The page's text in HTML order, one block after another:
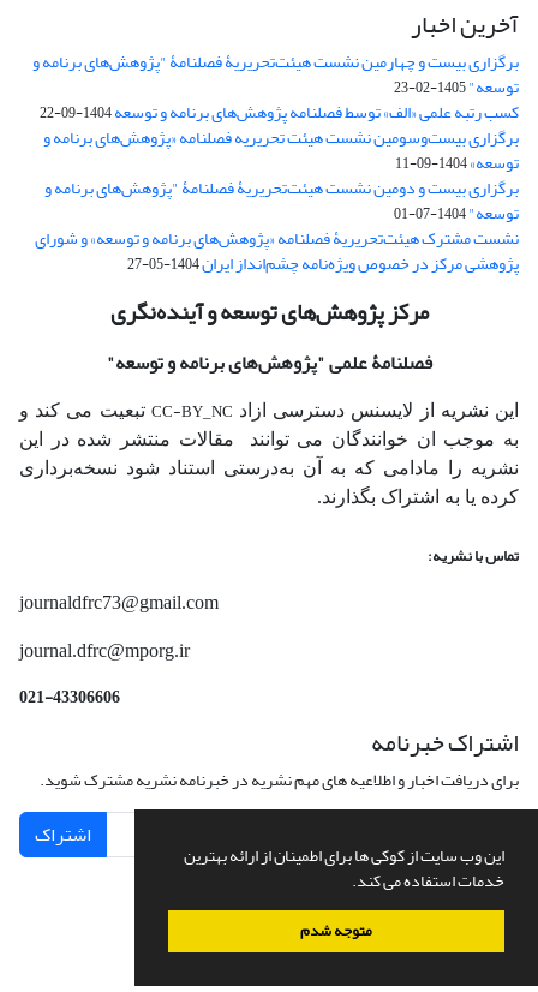
این وب سایت از کوکی ها برای اطمینان از ارائه بهترین
خدمات استفاده می کند.
متوجه شدم
آخرین اخبار
برگزاری بیست و چهارمین نشست هیئت‌تحریریۀ فصلنامۀ "پژوهش‌های برنامه و
توسعه"1405-02-23
کسب رتبه علمی «الف» توسط فصلنامه پژوهش‌های برنامه و توسعه1404-09-22
برگزاری بیست‌وسومین نشست هیئت‌ تحریریه فصلنامه «پژوهش‌های برنامه و
توسعه»1404-09-11
برگزاری بیست و دومین نشست هیئت‌تحریریۀ فصلنامۀ "پژوهش‌های برنامه و
توسعه"1404-07-01
نشست مشترک هیئت‌تحریریۀ فصلنامه «پژوهش‌های برنامه و توسعه» و شورای
پژوهشی مرکز در خصوص ویژه‌نامه چشم‌انداز ایران1404-05-27
مرکز پژوهش‌های توسعه و آینده‌نگری
فصلنامۀ علمی"پژوهش‌های برنامه و توسعه"
این نشریه از لایسنس دسترسی ازاد CC-BY_NC تبعیت می کند و
به موجب ان خوانندگان می توانند مقالات منتشر شده در این
نشریه را مادامی که به آن‌ به‌درستی استناد شود نسخه‌برداری
کرده یا به اشتراک بگذارند.
تماس با نشریه:
journaldfrc73@gmail.com
journal.dfrc@mporg.ir
021-43306606
اشتراک خبرنامه
برای دریافت اخبار و اطلاعیه های مهم نشریه در خبرنامه نشریه مشترک شوید.
اشتراک
سامانه مدیریت نشریات علمی.طراحی و پیاده سازی ازسیناوب